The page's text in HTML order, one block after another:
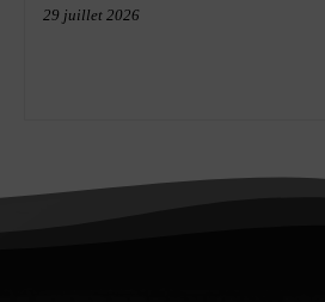
29 juillet 2026